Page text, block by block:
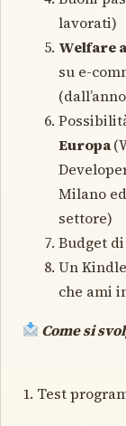
lavorati)
Welfare
su e-
Europa
Milano
settore)
Budget
Un
che ami
Come si
1. Test